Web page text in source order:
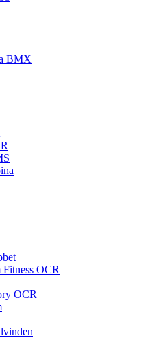
BMX
OCR
OCR